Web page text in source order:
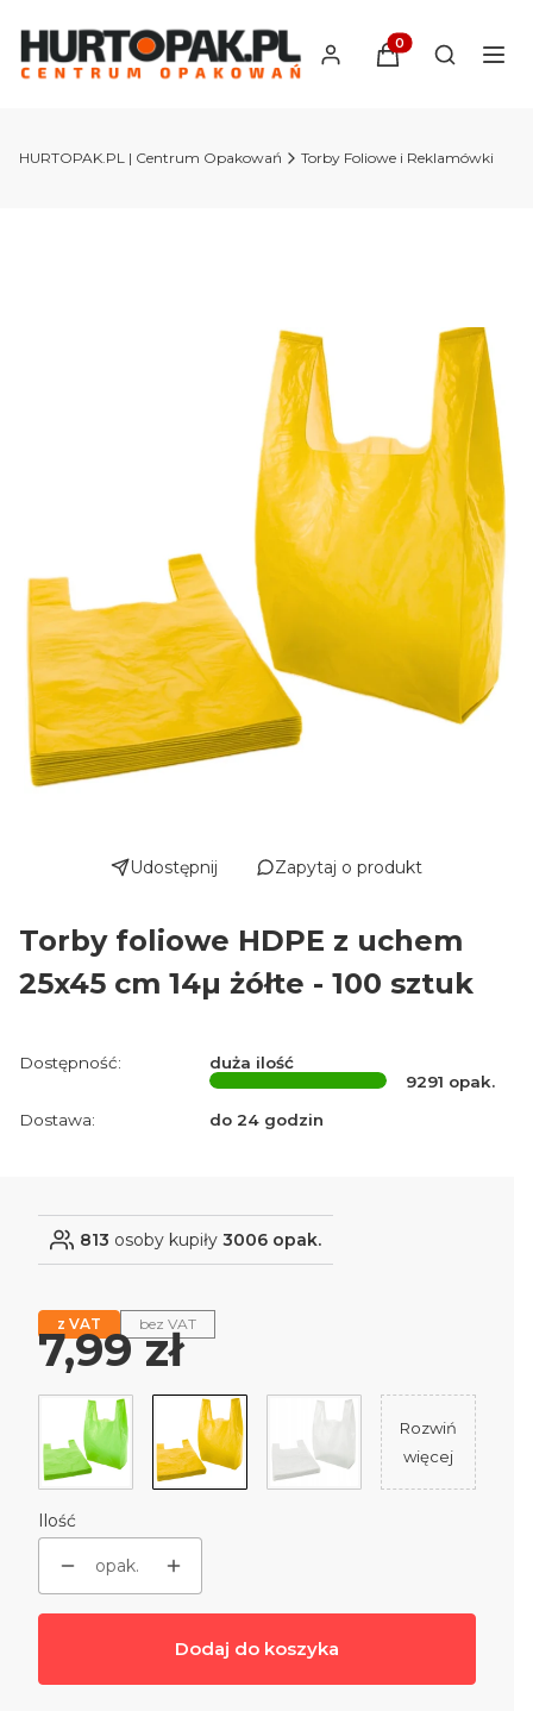
Produkty w
Otwórz
HURTOPAK.PL | Centrum Opakowań Torby Foliowe i Reklamówki
Udostępnij Zapytaj o produkt
Torby foliowe HDPE z uchem
25x45 cm 14µ żółte - 100 sztuk
Dostępność:
duża ilość
9291 opak.
Dostawa:
do 24 godzin
813 osoby kupiły 3006 opak.
z VAT bez VAT
Cena
7,99 zł
Rozwiń
więcej
Ilość
opak.
Dodaj do koszyka